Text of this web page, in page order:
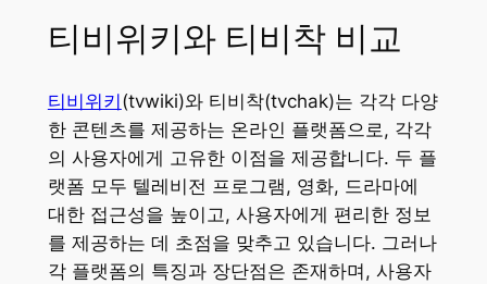
티비위키와 티비착 비교
티비위키 (tvwiki)와 티비착(tvchak)는 각각 다양
한 콘텐츠를 제공하는 온라인 플랫폼으로, 각각
의 사용자에게 고유한 이점을 제공합니다. 두 플
랫폼 모두 텔레비전 프로그램, 영화, 드라마에
대한 접근성을 높이고, 사용자에게 편리한 정보
를 제공하는 데 초점을 맞추고 있습니다. 그러나
각 플랫폼의 특징과 장단점은 존재하며, 사용자